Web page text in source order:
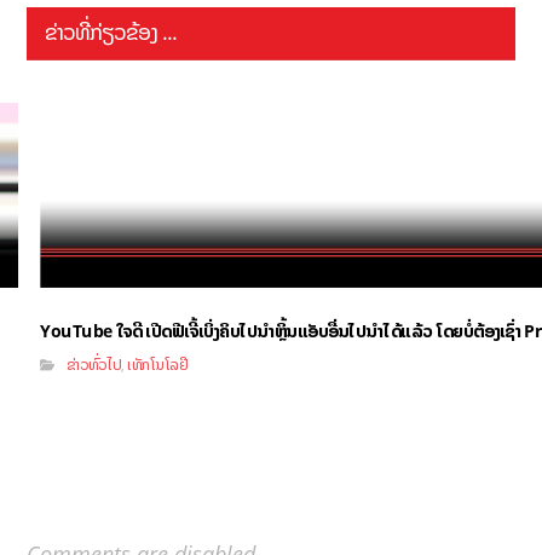
ຂ່າວທີ່ກ່ຽວຂ້ອງ ...
YouTube ໃຈດີ ເປີດຟີເຈີ້ເບິ່ງຄິບໄປນຳຫຼິ້ນແອັບອື່ນໄປນຳໄດ້ແລ້ວ ໂດຍບໍ່ຕ້ອງເຊົ່າ
ຂ່າວທົ່ວໄປ ,ເທັກໂນໂລຢີ